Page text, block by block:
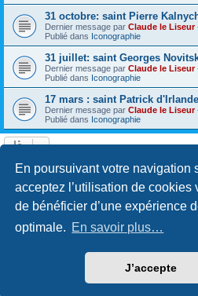
En poursuivant votre navigation
acceptez l’utilisation de cookies
de bénéficier d’une expérience
optimale. En savoir plus…
J’accepte
31 octobre: saint Pierre
Dernier message par Claude le Liseur
Publié dans Iconographie
31 juillet: saint Georges
Dernier message par Claude le Liseur
Publié dans Iconographie
17 mars : saint Patrick d'Irlande
Dernier message par Claude le Liseur
Publié dans Iconographie
Page1sur20
3
phpBB® Forum